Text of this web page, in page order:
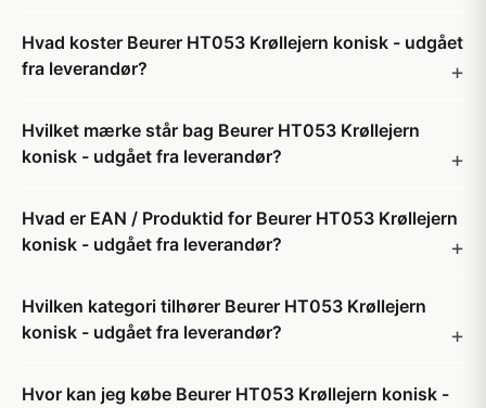
Hvad koster Beurer HT053 Krøllejern konisk - udgået
fra leverandør?
Hvilket mærke står bag Beurer HT053 Krøllejern
konisk - udgået fra leverandør?
Hvad er EAN / Produktid for Beurer HT053 Krøllejern
konisk - udgået fra leverandør?
Hvilken kategori tilhører Beurer HT053 Krøllejern
konisk - udgået fra leverandør?
Hvor kan jeg købe Beurer HT053 Krøllejern konisk -